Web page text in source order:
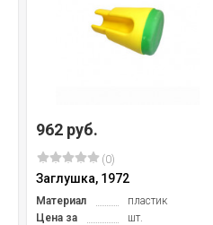
962 руб.
(0)
Заглушка, 1972
Материал
пластик
Цена за
шт.